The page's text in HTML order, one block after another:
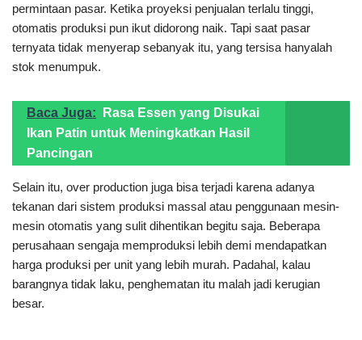
permintaan pasar. Ketika proyeksi penjualan terlalu tinggi,
otomatis produksi pun ikut didorong naik. Tapi saat pasar
ternyata tidak menyerap sebanyak itu, yang tersisa hanyalah
stok menumpuk.
Baca Juga:
Rasa Essen yang Disukai
Ikan Patin untuk Meningkatkan Hasil
Pancingan
Selain itu, over production juga bisa terjadi karena adanya
tekanan dari sistem produksi massal atau penggunaan mesin-
mesin otomatis yang sulit dihentikan begitu saja. Beberapa
perusahaan sengaja memproduksi lebih demi mendapatkan
harga produksi per unit yang lebih murah. Padahal, kalau
barangnya tidak laku, penghematan itu malah jadi kerugian
besar.